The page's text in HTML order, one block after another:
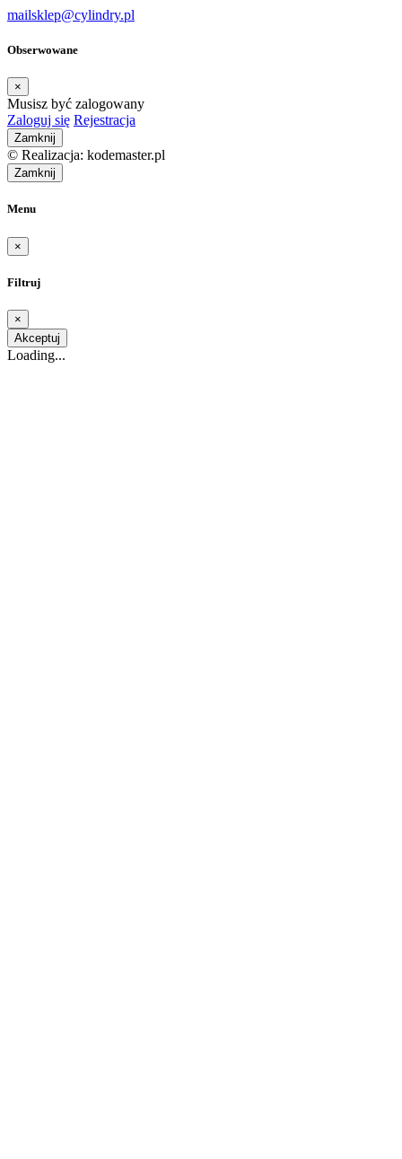
mailsklep@cylindry.pl
Obserwowane
×
Musisz być zalogowany
Zaloguj się Rejestracja
Zamknij
© Realizacja: kodemaster.pl
Zamknij
Menu
×
Filtruj
×
Akceptuj
Loading...